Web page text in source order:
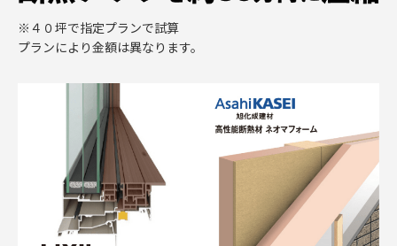
※４０坪で指定プランで試算
プランにより金額は異なります。